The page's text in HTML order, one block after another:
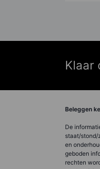
Klaar
Beleggen
De
staat/stond/
en
geboden
rechten